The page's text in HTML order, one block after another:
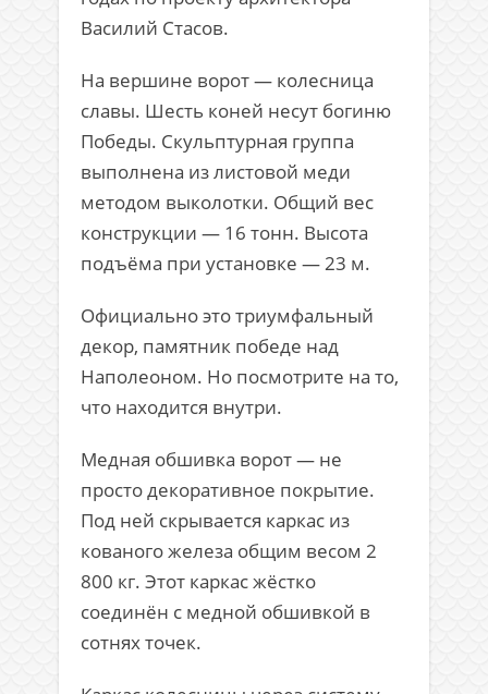
Василий Стасов.
На вершине ворот — колесница
славы. Шесть коней несут богиню
Победы. Скульптурная группа
выполнена из листовой меди
методом выколотки. Общий вес
конструкции — 16 тонн. Высота
подъёма при установке — 23 м.
Официально это триумфальный
декор, памятник победе над
Наполеоном. Но посмотрите на то,
что находится внутри.
Медная обшивка ворот — не
просто декоративное покрытие.
Под ней скрывается каркас из
кованого железа общим весом 2
800 кг. Этот каркас жёстко
соединён с медной обшивкой в
сотнях точек.